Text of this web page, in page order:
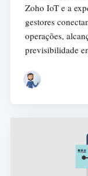
Zoho IoT e a
gestores
operações,
previsibilidade